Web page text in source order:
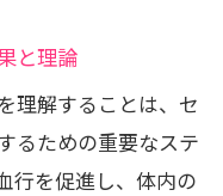
と理論
理解することは、セ
るための重要なステ
行を促進し、体内の